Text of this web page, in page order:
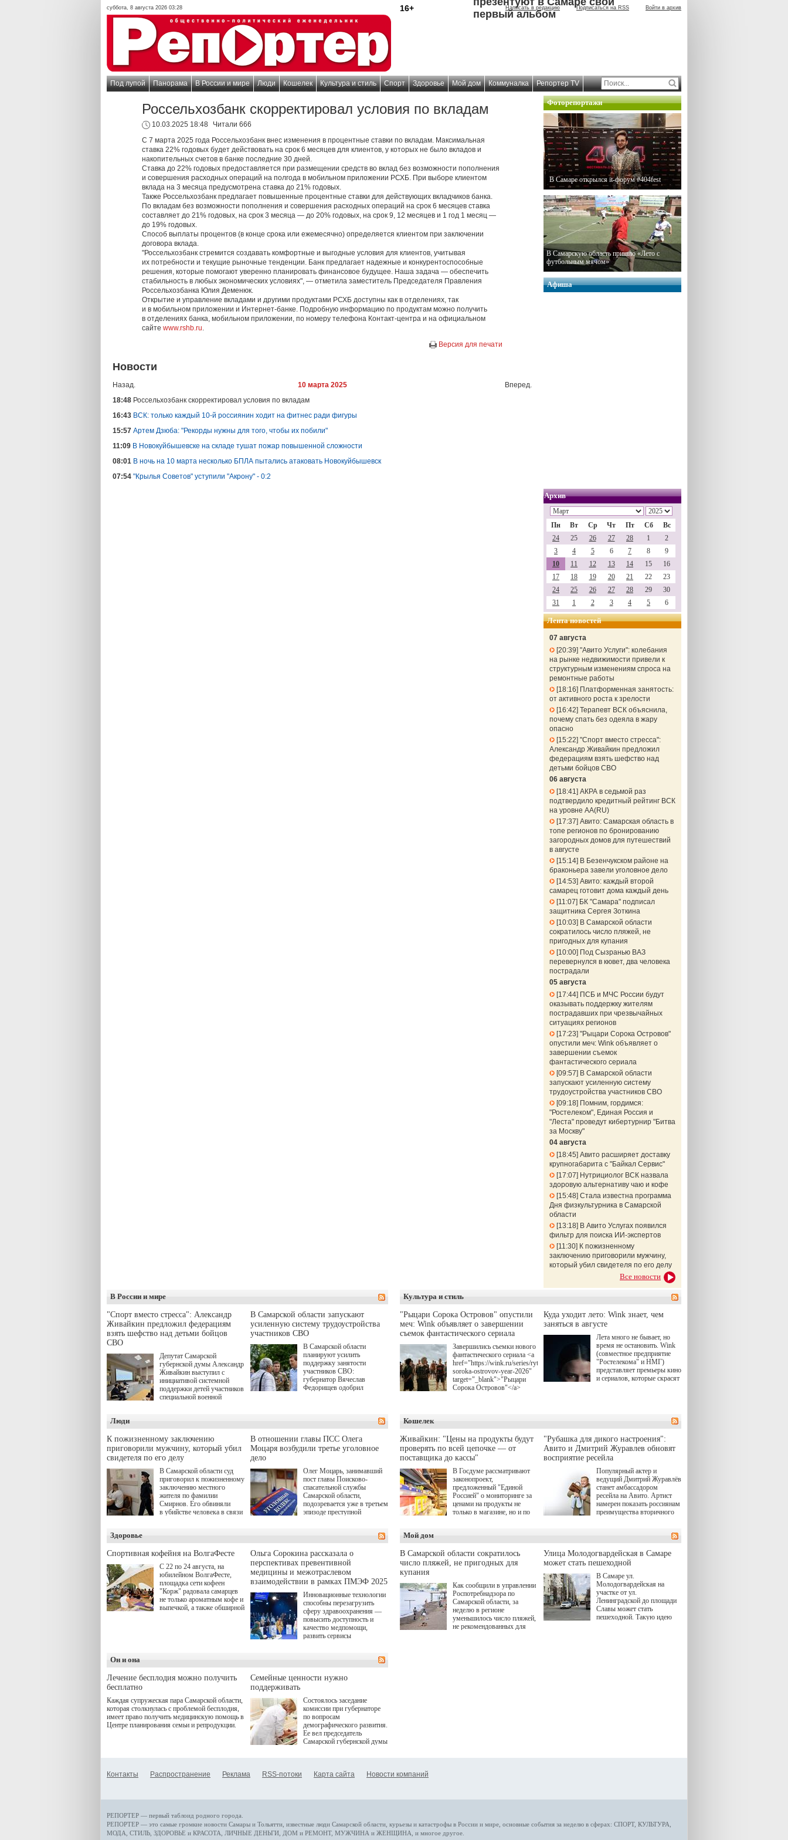
суббота, 8 августа 2026 03:28 16+ Написать в редакцию Подписаться на RSS Войти в архив
первый альбом
Под лупой Панорама В России и мире Люди Кошелек Культура и стиль Спорт Здоровье Мой дом Коммуналка Репортер TV
Россельхозбанк скорректировал условия по вкладам
10.03.2025 18:48
Читали 666
С 7 марта 2025 года Россельхозбанк внес изменения в процентные ставки по вкладам. Максимальная
ставка 22% годовых будет действовать на срок 6 месяцев для клиентов, у которых не было вкладов и
накопительных счетов в банке последние 30 дней.
Ставка до 22% годовых предоставляется при размещении средств во вклад без возможности пополнения
и совершения расходных операций на полгода в мобильном приложении РСХБ. При выборе клиентом
вклада на 3 месяца предусмотрена ставка до 21% годовых.
Также Россельхозбанк предлагает повышенные процентные ставки для действующих вкладчиков банка.
По вкладам без возможности пополнения и совершения расходных операций на срок 6 месяцев ставка
составляет до 21% годовых, на срок 3 месяца — до 20% годовых, на срок 9, 12 месяцев и 1 год 1 месяц —
до 19% годовых.
Способ выплаты процентов (в конце срока или ежемесячно) определяется клиентом при заключении
договора вклада.
"Россельхозбанк стремится создавать комфортные и выгодные условия для клиентов, учитывая
их потребности и текущие рыночные тенденции. Банк предлагает надежные и конкурентоспособные
решения, которые помогают уверенно планировать финансовое будущее. Наша задача — обеспечить
стабильность в любых экономических условиях", — отметила заместитель Председателя Правления
Россельхозбанка Юлия Деменюк.
Открытие и управление вкладами и другими продуктами РСХБ доступны как в отделениях, так
и в мобильном приложении и Интернет-банке. Подробную информацию по продуктам можно получить
в отделениях банка, мобильном приложении, по номеру телефона Контакт-центра и на официальном
сайте www.rshb.ru.
Версия для печати
Новости
Назад. 10 марта 2025
Вперед.
18:48 Россельхозбанк скорректировал условия по вкладам
16:43 ВСК: только каждый 10-й россиянин ходит на фитнес ради фигуры
15:57 Артем Дзюба: "Рекорды нужны для того, чтобы их побили"
11:09 В Новокуйбышевске на складе тушат пожар повышенной сложности
08:01 В ночь на 10 марта несколько БПЛА пытались атаковать Новокуйбышевск
07:54 "Крылья Советов" уступили "Акрону" - 0:2
Фоторепортажи
В Самаре открылся it-форум #404fest
В Самарскую область пришло «Лето с
футбольным мячом»
Афиша
Архив
Пн Вт Ср Чт Пт Сб
Вс
24
25 26 27 28 1
2
3
4 5 6 7 8
9
10
11 12 13 14 15
16
17
18 19 20 21 22
23
24
25 26 27 28 29
30
31
1 2 3 4 5 6
Лента новостей
07 августа
20:39 "Авито Услуги": колебания
на рынке недвижимости привели к
структурным изменениям спроса на
ремонтные работы
18:16
Платформенная занятость:
от активного роста к зрелости
16:42 Терапевт ВСК объяснила,
почему спать без одеяла в жару
опасно
15:22 "Спорт вместо стресса":
Александр Живайкин предложил
федерациям взять шефство над
детьми бойцов СВО
06 августа
18:41 АКРА в седьмой раз
подтвердило кредитный рейтинг ВСК
на уровне АА(RU)
17:37 Авито: Самарская область в
топе регионов по бронированию
загородных домов для путешествий
в августе
15:14 В Безенчукском районе на
браконьера завели уголовное дело
14:53 Авито: каждый второй
самарец готовит дома каждый день
11:07
БК "Самара" подписал
защитника Сергея Зоткина
10:03
В Самарской области
сократилось число пляжей, не
пригодных для купания
10:00 Под Сызранью ВАЗ
перевернулся в кювет, два человека
пострадали
05 августа
17:44 ПСБ и МЧС России будут
оказывать поддержку жителям
пострадавших при чрезвычайных
ситуациях регионов
17:23 "Рыцари Сорока Островов"
опустили меч: Wink объявляет о
завершении съемок
фантастического сериала
09:57
В Самарской области
запускают усиленную систему
трудоустройства участников СВО
09:18 Помним, гордимся:
"Ростелеком", Единая Россия и
"Леста" проведут кибертурнир "Битва
за Москву"
04 августа
18:45 Авито расширяет доставку
крупногабарита с "Байкал Сервис"
17:07
Нутрициолог ВСК назвала
здоровую альтернативу чаю и кофе
15:48 Стала известна программа
Дня физкультурника в Самарской
области
13:18 В Авито Услугах появился
фильтр для поиска ИИ-экспертов
11:30 К пожизненному
заключению приговорили мужчину,
который убил свидетеля по его делу
Все новости
В России и мире
"Спорт вместо стресса": Александр
Живайкин предложил федерациям
взять шефство над детьми бойцов
СВО
Депутат Самарской
губернской думы Александр
Живайкин выступил с
инициативой системной
поддержки детей участников
специальной военной
"Помощь фронту и семьям
участников СВО", которая
прошла в Отрадном 7
августа.
В Самарской области запускают
усиленную систему трудоустройства
участников СВО
В Самарской области
планируют усилить
поддержку занятости
участников СВО:
губернатор Вячеслав
Федорищев одобрил
Живайкина, направленные
на трудоустройство и более
спокойную адаптацию к
мирной жизни.
Культура и стиль
"Рыцари Сорока Островов" опустили
меч: Wink объявляет о завершении
съемок фантастического сериала
Завершились съемки нового
фантастического сериала <a
href="https://wink.ru/series/rytsari-
soroka-ostrovov-year-2026"
target="_blank">"Рыцари
Сорока Островов"</a>
одноименного романа
Сергея Лукьяненко. Главные
роли в проекте исполнили
Артем Кошман, Полина
Гухман, Вероника
Устимова, Олег Савостюк,
Святослав Рогожан, Кузьма
Котрелёв, Никита
Кологривый, Елисей
Чучилин, Александра
Нестерова, Ника Жукова, а
Волкова в роли родителей.
Режиссер-постановщик
проекта — Егор Чичканов
(сериалы "Комбинация", "И
Куда уходит лето: Wink знает, чем
заняться в августе
Лета много не бывает, но
время не остановить. Wink
(совместное предприятие
"Ростелекома" и НМГ)
представляет премьеры кино
и сериалов, которые скрасят
target="_blank">"Холод"
</a> (18+) останется только
на экране — весь август по
четвергам продолжат
выходить новые эпизоды
сериала, в котором
беспощадным возмездием в
духе графа Монте-Кристо
занимается наша
современница.
Люди
К пожизненному заключению
приговорили мужчину, который убил
свидетеля по его делу
В Самарской области суд
приговорил к пожизненному
заключению местного
жителя по фамилии
Смирнов. Его обвиняли
в убийстве человека в связи
В отношении главы ПСС Олега
Моцаря возбудили третье уголовное
дело
Олег Моцарь, занимавший
пост главы Поисково-
спасательной службы
Самарской области,
подозревается уже в третьем
эпизоде преступной
о превышении полномочий,
а сам он находится в СИЗО.
Кошелек
Живайкин: "Цены на продукты будут
проверять по всей цепочке — от
поставщика до кассы"
В Госдуме рассматривают
законопроект,
предложенный "Единой
Россией" о мониторинге за
ценами на продукты не
только в магазине, но и по
подорожания было понятно,
где именно цена "поехала"
вверх и кто её разогнал.
"Рубашка для дикого настроения":
Авито и Дмитрий Журавлев обновят
восприятие ресейла
Популярный актер и
ведущий Дмитрий Журавлёв
станет амбассадором
ресейла на Авито. Артист
намерен показать россиянам
преимущества вторичного
для современного и умного
человека.
Здоровье
Спортивная кофейня на ВолгаФесте
С 22 по 24 августа, на
юбилейном ВолгаФесте,
площадка сети кофеен
"Корж" радовала самарцев
не только ароматным кофе и
выпечкой, а также обширной
Ольга Сорокина рассказала о
перспективах превентивной
медицины и межотраслевом
взаимодействии в рамках ПМЭФ 2025
Инновационные технологии
способны перезагрузить
сферу здравоохранения —
повысить доступность и
качество медпомощи,
развить сервисы
определенными барьерами.
К ним можно отнести
возникающие при работе с
данными пациентов. Для
более динамичного роста
проникновения инноваций в
сегмент необходимо кросс-
отраслевое взаимодействие
рассказала Ольга Сорокина,
ходе сессии "Развитие
качества жизни" в рамках
ПМЭФ 2025. В дискуссии
Мой дом
В Самарской области сократилось
число пляжей, не пригодных для
купания
Как сообщили в управлении
Роспотребнадзора по
Самарской области, за
неделю в регионе
уменьшилось число пляжей,
не рекомендованных для
Улица Молодогвардейская в Самаре
может стать пешеходной
В Самаре ул.
Молодогвардейская на
участке от ул.
Ленинградской до площади
Славы может стать
пешеходной. Такую идею
Он и она
Лечение бесплодия можно получить
бесплатно
Каждая супружеская пара Самарской области,
которая столкнулась с проблемой бесплодия,
имеет право получить медицинскую помощь в
Центре планирования семьи и репродукции.
Семейные ценности нужно
поддерживать
Состоялось заседание
комиссии при губернаторе
по вопросам
демографического развития.
Ее вел председатель
Самарской губернской думы
Контакты Распространение Реклама RSS-потоки Карта сайта Новости компаний
РЕПОРТЕР — первый таблоид родного города.
РЕПОРТЕР — это самые громкие новости Самары и Тольятти, известные люди Самарской области, курьезы и катастрофы в России и мире , основные события за неделю в сферах: СПОРТ, КУЛЬТУРА,
МОДА, СТИЛЬ ЗДОРОВЬЕ и КРАСОТА ЛИЧНЫЕ ДЕНЬГИ ДОМ и РЕМОНТ, МУЖЧИНА и ЖЕНЩИНА , и многое другое